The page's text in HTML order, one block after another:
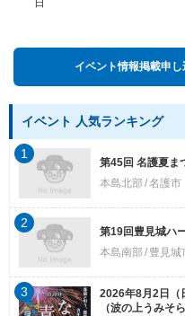
日
イベント情報掲載申
イベント 人気ランキング
第45回 名護夏ま
本島北部 名護市
1
第19回豊見城ハ
本島南部
豊見城
2
2026年8月2日（
（波の上うみそ
3